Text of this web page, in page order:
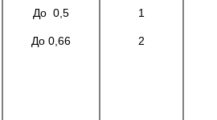
До 0,5
До 0,66
1
2